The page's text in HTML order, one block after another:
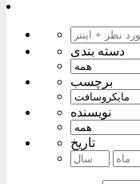
دسته بندی
برچسب
نویسنده
تاریخ